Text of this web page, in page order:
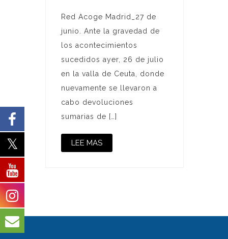
Red Acoge Madrid_27 de
junio. Ante la gravedad de
los acontecimientos
sucedidos ayer, 26 de julio
en la valla de Ceuta, donde
nuevamente se llevaron a
cabo devoluciones
sumarias de […]
LEE MAS